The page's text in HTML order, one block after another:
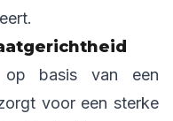
op basis van een
voor een sterke